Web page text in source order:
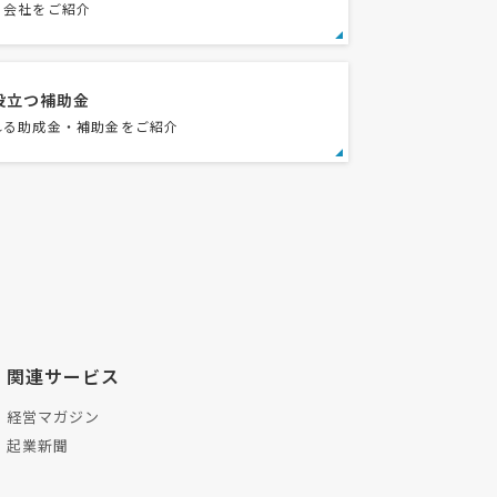
社をご紹介
立つ補助金
助成金・補助金をご紹介
関連サービス
経営マガジン
起業新聞